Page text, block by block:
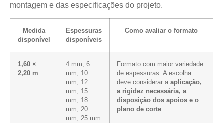
montagem e das especificações do projeto.
Medida
disponível
Espessuras
disponíveis
Como avaliar o formato
1,60 ×
2,20 m
4 mm, 6
mm, 10
mm, 12
mm, 15
mm, 18
mm, 20
mm, 25 mm
Formato com maior variedade
de espessuras. A escolha
deve considerar a aplicação,
a rigidez necessária, a
disposição dos apoios e o
plano de corte.